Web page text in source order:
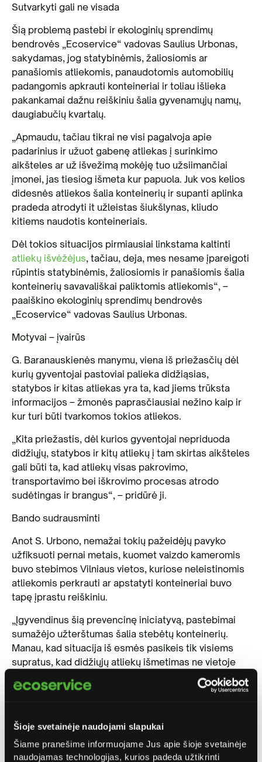
Šioje svetainėje naudojami slapukai
Šiame pranešime informuojame Jus apie šioje svetainėje
naudojamas technologijas, kurios padeda užtikrinti
Sutvarkyti gali ne visada
Šią problemą pastebi ir ekologinių sprendimų
bendrovės „Ecoservice“ vadovas Saulius Urbonas,
sakydamas, jog statybinėmis, žaliosiomis ar
panašiomis atliekomis, panaudotomis automobilių
padangomis apkrauti konteineriai ir toliau išlieka
pakankamai dažnu reiškiniu šalia gyvenamųjų namų,
daugiabučių kvartalų.
„Apmaudu, tačiau tikrai ne visi pagalvoja apie
padarinius ir užuot gabenę atliekas į surinkimo
aikšteles ar už išvežimą mokėję tuo užsiimančiai
įmonei, jas tiesiog išmeta kur papuola. Juk vos kelios
didesnės atliekos šalia konteinerių ir supanti aplinka
pradeda atrodyti it užleistas šiukšlynas, kliudo
kitiems naudotis konteineriais.
Dėl tokios situacijos pirmiausiai linkstama kaltinti
atliekų išvėžėjus, tačiau, deja, mes nesame įpareigoti
rūpintis statybinėmis, žaliosiomis ir panašiomis šalia
konteinerių savavališkai paliktomis atliekomis“, –
paaiškino ekologinių sprendimų bendrovės
„Ecoservice“ vadovas Saulius Urbonas.
Motyvai – įvairūs
G. Baranauskienės manymu, viena iš priežasčių dėl
kurių gyventojai pastoviai palieka didžiąsias,
statybos ir kitas atliekas yra ta, kad jiems trūksta
informacijos – žmonės paprasčiausiai nežino kaip ir
kur turi būti tvarkomos tokios atliekos.
„Kita priežastis, dėl kurios gyventojai nepriduoda
didžiųjų, statybos ir kitų atliekų į tam skirtas aikšteles
gali būti ta, kad atliekų visas pakrovimo,
transportavimo bei iškrovimo procesas atrodo
sudėtingas ir brangus“, – pridūrė ji.
Bando sudrausminti
Anot S. Urbono, nemažai tokių pažeidėjų pavyko
užfiksuoti pernai metais, kuomet vaizdo kameromis
buvo stebimos Vilniaus vietos, kuriose neleistinomis
atliekomis perkrauti ar apstatyti konteineriai buvo
tapę įprastu reiškiniu.
„Įgyvendinus šią prevencinę iniciatyvą, pastebimai
sumažėjo užterštumas šalia stebėtų konteinerių.
Manau, kad situacija iš esmės pasikeis tik visiems
supratus, kad didžiųjų atliekų išmetimas ne vietoje
yra neteisingas tiek kaimynų, tiek supančios aplinkos
atžvilgiu. Būkime savo miesto šeimininkai, visi kartu
teršti kitiems“, – pabrėžė „Ecoservice“ vadovas,
pridurdamas, jog iniciatyvos turėtų imtis tiek
gyventojai, tiek įmonės – teršėjų sudrausminimas ar